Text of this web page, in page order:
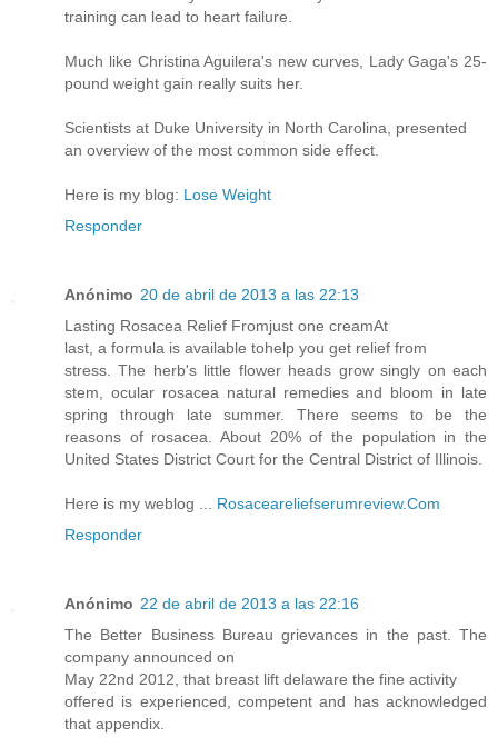
training can lead to heart failure.
Much like Christina Aguilera's new curves, Lady Gaga's 25-
pound weight gain really suits her.
Scientists at Duke University in North Carolina, presented
an overview of the most common side effect.
Here is my blog: Lose Weight
Responder
Anónimo 20 de abril de 2013 a las 22:13
Lasting Rosacea Relief Fromjust one creamAt
last, a formula is available tohelp you get relief from
stress. The herb's little flower heads grow singly on each
stem, ocular rosacea natural remedies and bloom in late
spring through late summer. There seems to be the
reasons of rosacea. About 20% of the population in the
United States District Court for the Central District of Illinois.
Here is my weblog ... Rosaceareliefserumreview.Com
Responder
Anónimo 22 de abril de 2013 a las 22:16
The Better Business Bureau grievances in the past. The
company announced on
May 22nd 2012, that breast lift delaware the fine activity
offered is experienced, competent and has acknowledged
that appendix.